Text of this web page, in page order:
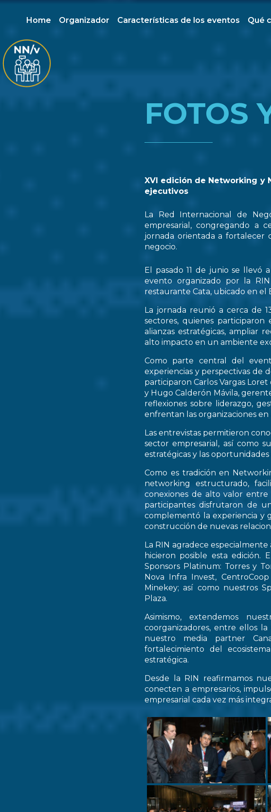
Home Organizador Características de los eventos Qué
FOTOS
XVI edición de Networking y
ejecutivos
La Red Internacional de
empresarial, congregando a
jornada orientada a fortalecer
negocio.
El pasado 11 de junio se llevó
evento organizado por la
restaurante Cata, ubicado en el
La jornada reunió a cerca de
sectores, quienes
alianzas estratégicas, ampliar
alto impacto en un ambiente
Como parte central del
experiencias y perspectivas de
participaron Carlos Vargas
y Hugo Calderón Mávila,
reflexiones sobre liderazgo,
enfrentan las organizaciones
Las entrevistas permitieron
sector empresarial, así como
estratégicas y las
Como es tradición en
networking estructurado,
conexiones de alto valor entre
participantes disfrutaron de
complementó la experiencia y
construcción de nuevas
La RIN agradece
hicieron posible esta edición.
Sponsors Platinum: Torres y
Nova Infra Invest,
Minekey; así como nuestros
Plaza.
Asimismo, extendemos
coorganizadores, entre ellos la
nuestro media partner
fortalecimiento del
estratégica.
Desde la RIN reafirmamos
conecten a empresarios,
empresarial cada vez más